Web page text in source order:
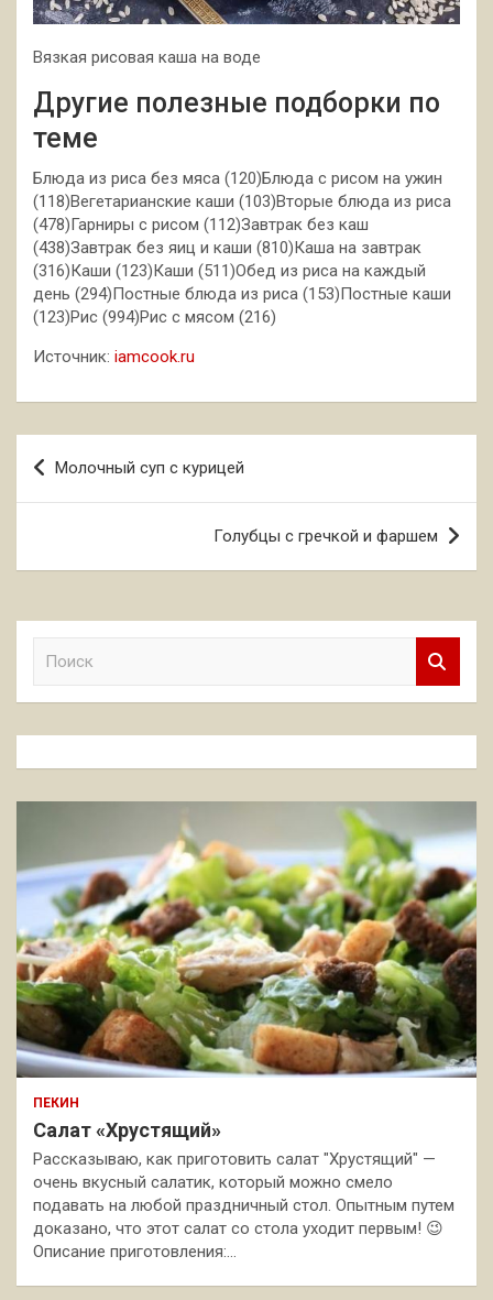
Вязкая рисовая каша на воде
Другие полезные подборки по
теме
Блюда из риса без мяса (120)Блюда с рисом на ужин
(118)Вегетарианские каши (103)Вторые блюда из риса
(478)Гарниры с рисом (112)Завтрак без каш
(438)Завтрак без яиц и каши (810)Каша на завтрак
(316)Каши (123)Каши (511)Обед из риса на каждый
день (294)Постные блюда из риса (153)Постные каши
(123)Рис (994)Рис с мясом (216)
Источник: iamcook.ru
Навигация
по
Молочный суп с курицей
Голубцы с гречкой и фаршем
к
ПЕКИН
Салат «Хрустящий»
Рассказываю, как приготовить салат "Хрустящий" —
очень вкусный салатик, который можно смело
подавать на любой праздничный стол. Опытным путем
доказано, что этот салат со стола уходит первым! 😉
Описание приготовления:…